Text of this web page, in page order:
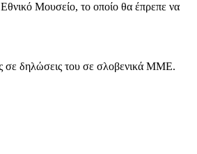
Εθνικό Μουσείο, το οποίο θα έπρεπε να
σε δηλώσεις του σε σλοβενικά ΜΜΕ.